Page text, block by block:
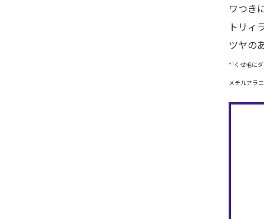
ワつき
トリィ
ツヤの
*¹くせ毛に
メチルアラ